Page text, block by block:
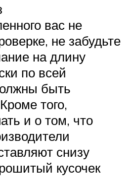
вас не
не забудьте
на длину
по всей
быть
того,
и о том, что
снизу
кусочек